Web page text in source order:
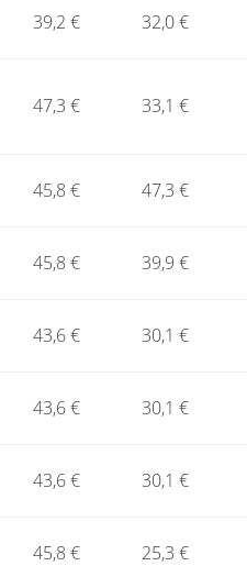
39,2 € 32,0 €
47,3 € 33,1 €
45,8 € 47,3 €
45,8 € 39,9 €
43,6 € 30,1 €
43,6 € 30,1 €
43,6 € 30,1 €
45,8 € 25,3 €